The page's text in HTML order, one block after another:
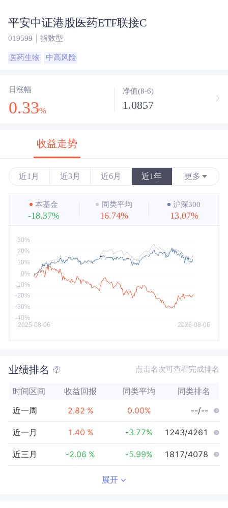
平安中证港股医药ETF联接C
019599 指数型
医药生物 中高风险
日涨幅
0.33%
净值(8-6)
1.0857
收益走势
近1月 近3月 近6月 近1年 更多
近3年
近5年
最大
本基金
-18.37%
同类平均
16.74%
沪深300
13.07%
业绩排名 点击名次可查看完成排名
时间区间 收益回报 同类平均 同类排名
近一周 2.82 % 0.00% --/--
近一月 1.40 % -3.77% 1243/4261
近三月 -2.06 % -5.99% 1817/4078
-1.23
展开